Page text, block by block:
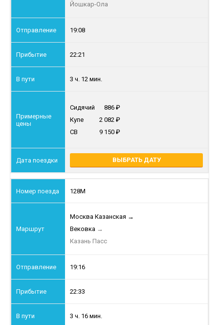
Йошкар-Ола
19:08
22:21
3 ч. 12 мин.
Сидячий
886
Купе
2 082
СВ
9 150
ВЫБРАТЬ ДАТУ
128М
Москва Казанская →
Вековка →
Казань Пасс
19:16
22:33
3 ч. 16 мин.